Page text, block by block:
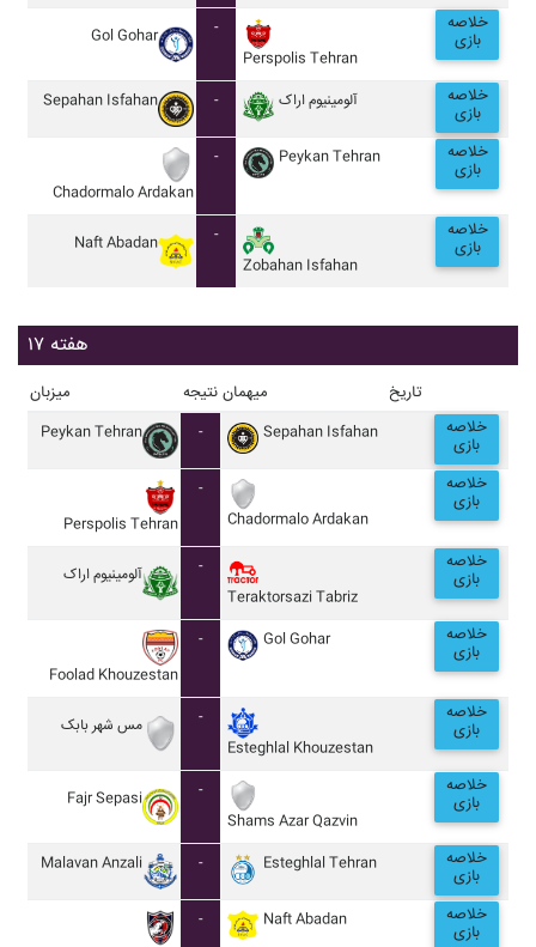
Gol Gohar
-
Perspolis Tehran
خلاصه
بازی
Sepahan Isfahan - آلومينيوم اراک خلاصه
بازی
Chadormalo Ardakan
- Peykan Tehran خلاصه
بازی
Naft Abadan
-
Zobahan Isfahan
خلاصه
بازی
هفته ۱۷
میزبان نتیجه میهمان تاریخ
Peykan Tehran - Sepahan Isfahan خلاصه
بازی
Perspolis Tehran
-
Chadormalo Ardakan
خلاصه
بازی
آلومينيوم اراک
-
Teraktorsazi Tabriz
خلاصه
بازی
Foolad Khouzestan
- Gol Gohar خلاصه
بازی
مس شهر بابک
-
Esteghlal Khouzestan
خلاصه
بازی
Fajr Sepasi
-
Shams Azar Qazvin
خلاصه
بازی
Malavan Anzali - Esteghlal Tehran خلاصه
بازی
- Naft Abadan خلاصه
بازی